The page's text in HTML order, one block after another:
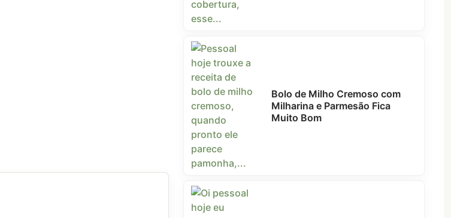
Bolo de Milho Cremoso com
Milharina e Parmesão Fica
Muito Bom